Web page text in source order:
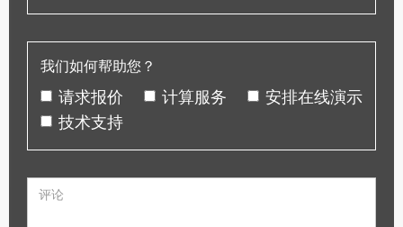
我们如何帮助您？
请求报价 计算服务
安排在线演示
技术支持